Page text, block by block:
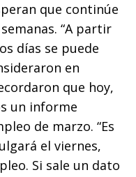
que continúe
“A partir
días se puede
en
que hoy,
un informe
de marzo. “Es
el viernes,
Si sale un dato